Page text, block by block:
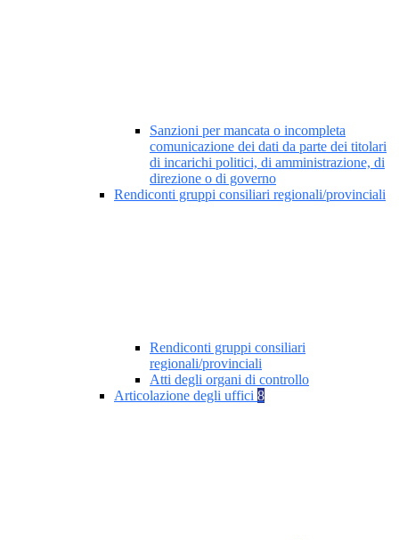
Sanzioni per mancata o incompleta
comunicazione dei dati da parte dei titolari
di incarichi politici, di amministrazione, di
direzione o di governo
Rendiconti gruppi consiliari regionali/provinciali
Rendiconti gruppi consiliari
regionali/provinciali
Atti degli organi di controllo
Articolazione degli uffici 8